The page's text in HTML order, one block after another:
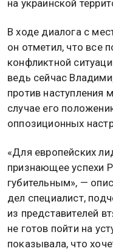
на украинской
В ходе диалога с
он отметил, что все
конфликтной
ведь сейчас
против наступления
случае его
оппозиционных
«Для европейских
признающее успехи
губительным», —
дел специалист,
из представителей
не готов пойти на
показывала, что